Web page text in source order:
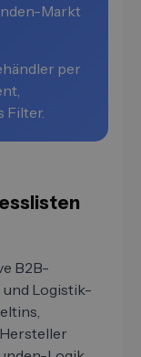
Markt
per
Filter.
B2B-
Logistik-